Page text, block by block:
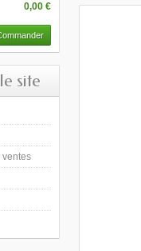
0,00 €
site